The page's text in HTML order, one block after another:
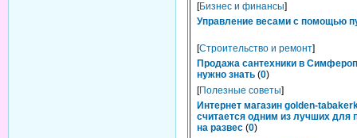
[Бизнес и финансы]
Управление весами с помощью
[Строительство и ремонт]
Продажа сантехники в
нужно знать (0)
[Полезные советы]
Интернет магазин golden-
считается одним из лучших для
на развес (0)